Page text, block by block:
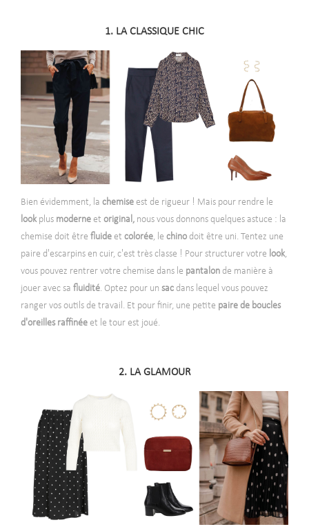
1. LA CLASSIQUE CHIC
Bien évidemment, la chemise est de rigueur ! Mais pour rendre le
lookplus moderne et original, nous vous donnons quelques astuce : la
chemise doit être fluide et colorée, le chino doit être uni. Tentez une
paire d'escarpins en cuir, c'est très classe ! Pour structurer votre look,
vous pouvez rentrer votre chemise dans le pantalon de manière à
jouer avec sa fluidité. Optez pour un sac dans lequel vous pouvez
ranger vos outils de travail. Et pour finir, une petite paire de boucles
d'oreilles raffinée et le tour est joué.
2. LA GLAMOUR